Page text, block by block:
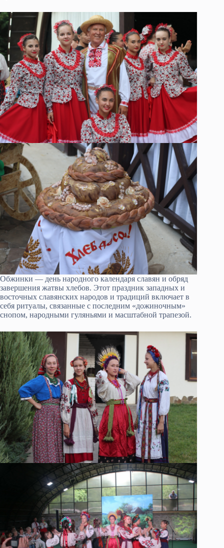
Обжинки — день народного календаря славян и обряд
завершения жатвы хлебов. Этот праздник западных и
восточных славянских народов и традиций включает в
себя ритуалы, связанные с последним «дожиночным»
снопом, народными гуляньями и масштабной трапезой.